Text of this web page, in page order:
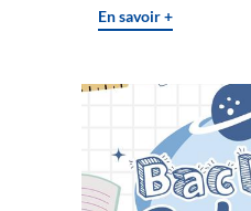
En savoir +